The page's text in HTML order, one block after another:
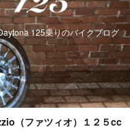
125乗りのバイクブログ
（ファツィオ）１２５cc